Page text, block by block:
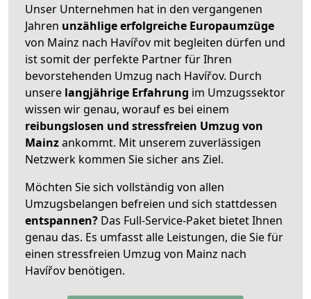
Unser Unternehmen hat in den vergangenen
Jahren unzählige erfolgreiche Europaumzüge
von Mainz nach Havířov mit begleiten dürfen und
ist somit der perfekte Partner für Ihren
bevorstehenden Umzug nach Havířov. Durch
unsere langjährige Erfahrung im Umzugssektor
wissen wir genau, worauf es bei einem
reibungslosen und stressfreien Umzug von
Mainzankommt. Mit unserem zuverlässigen
Netzwerk kommen Sie sicher ans Ziel.
Möchten Sie sich vollständig von allen
Umzugsbelangen befreien und sich stattdessen
entspannen? Das Full-Service-Paket bietet Ihnen
genau das. Es umfasst alle Leistungen, die Sie für
einen stressfreien Umzug von Mainz nach
Havířov benötigen.